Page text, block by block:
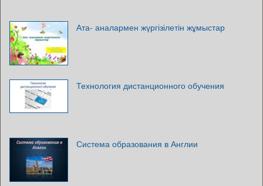
Ата- аналармен жүргізілетін жұмыстар
Технология дистанционного обучения
Система образования в Англии